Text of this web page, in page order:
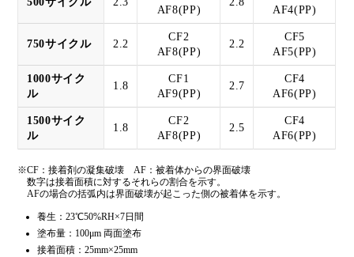
AF8(PP)
AF4(PP)
750サイクル 2.2
CF2
AF8(PP)
2.2
CF5
AF5(PP)
1000サイク
ル
1.8
CF1
AF9(PP)
2.7
CF4
AF6(PP)
1500サイク
ル
1.8
CF2
AF8(PP)
2.5
CF4
AF6(PP)
※CF：接着剤の凝集破壊 AF：被着体からの界面破壊
数字は接着面積に対するそれらの割合を示す。
AFの場合の括弧内は界面破壊が起こった側の被着体を示す。
養生：23℃50%RH×7日間
塗布量：100μm 両面塗布
接着面積：25mm×25mm